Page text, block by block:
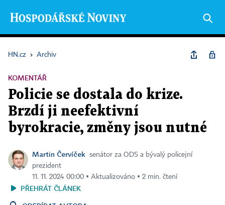
HN.cz › Archiv
KOMENTÁŘ
Policie se dostala do krize.
Brzdí ji neefektivní
byrokracie, změny jsou nutné
Martin Červíček
senátor za ODS a bývalý policejní
prezident
11. 11. 2024 00:00 ▪ Aktualizováno ▪ 2 min. čtení
PŘEHRÁT ČLÁNEK